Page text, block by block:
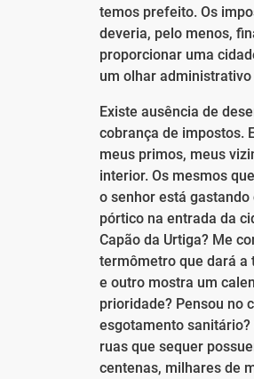
temos prefeito. Os
deveria, pelo menos,
proporcionar uma
um olhar
Existe ausência de
cobrança de impostos.
meus primos, meus
interior. Os mesmos
o senhor está gastando
pórtico na entrada da
Capão da Urtiga? Me
termômetro que dará a
e outro mostra um
prioridade? Pensou no
esgotamento
ruas que sequer
centenas, milhares de